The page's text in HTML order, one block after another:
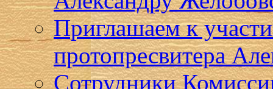
Приглашаем к
протопресвитера
Сотрудники